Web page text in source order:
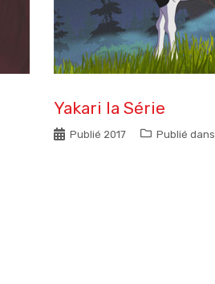
Yakari la Série
Publié 2017 Publié dans